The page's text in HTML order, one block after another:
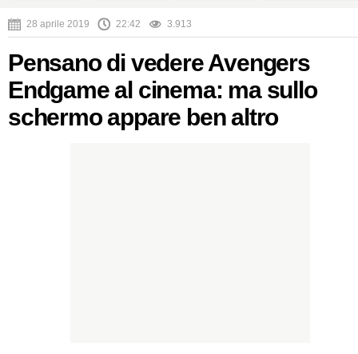
28 aprile 2019 22:42 3.913
Pensano di vedere Avengers
Endgame al cinema: ma sullo
schermo appare ben altro